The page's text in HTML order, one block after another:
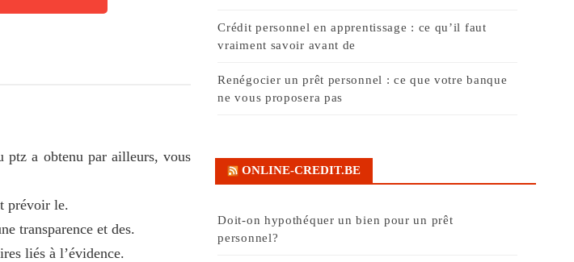
ptz a obtenu par ailleurs, vous
prévoir le.
transparence et des.
liés à l’évidence.
Crédit personnel en apprentissage : ce qu’il faut
vraiment savoir avant de
Renégocier un prêt personnel : ce que votre banque
ne vous proposera pas
ONLINE-CREDIT.BE
Doit-on hypothéquer un bien pour un prêt
personnel?